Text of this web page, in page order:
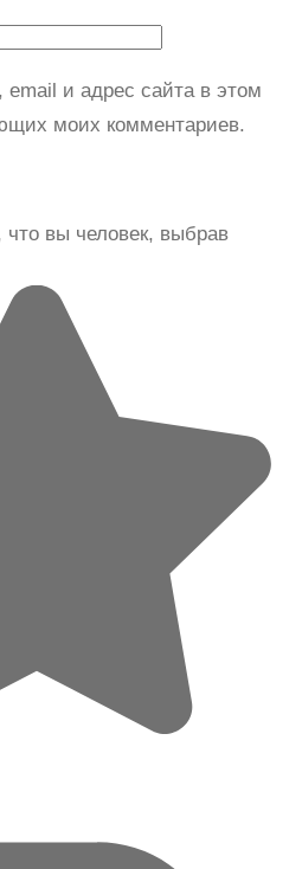
и адрес сайта в этом
моих комментариев.
вы человек, выбрав